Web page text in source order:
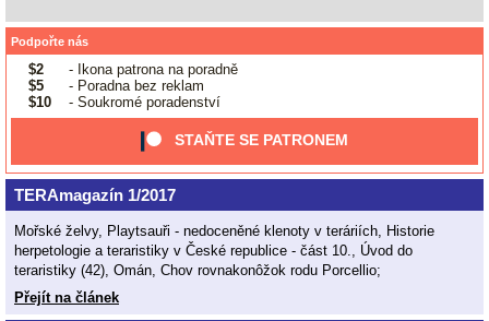
Podpořte nás
$2
- Ikona patrona na poradně
$5
- Poradna bez reklam
$10
- Soukromé poradenství
STAŇTE SE PATRONEM
TERAmagazín 1/2017
Mořské želvy, Playtsauři - nedoceněné klenoty v teráriích, Historie
herpetologie a teraristiky v České republice - část 10., Úvod do
teraristiky (42), Omán, Chov rovnakonôžok rodu Porcellio;
Přejít na článek